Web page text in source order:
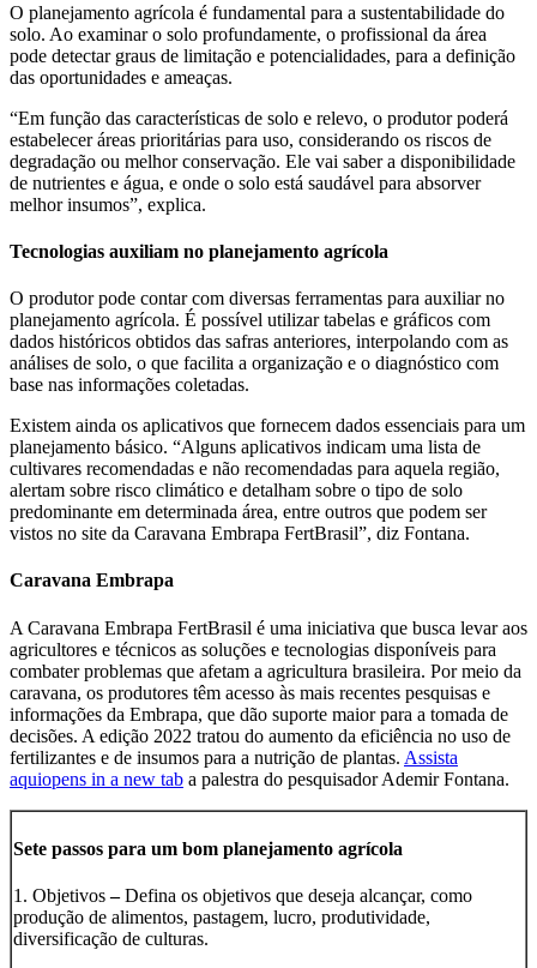
O planejamento agrícola é fundamental para a sustentabilidade do
solo. Ao examinar o solo profundamente, o profissional da área
pode detectar graus de limitação e potencialidades, para a definição
das oportunidades e ameaças.
“Em função das características de solo e relevo, o produtor poderá
estabelecer áreas prioritárias para uso, considerando os riscos de
degradação ou melhor conservação. Ele vai saber a disponibilidade
de nutrientes e água, e onde o solo está saudável para absorver
melhor insumos”, explica.
Tecnologias auxiliam no planejamento agrícola
O produtor pode contar com diversas ferramentas para auxiliar no
planejamento agrícola. É possível utilizar tabelas e gráficos com
dados históricos obtidos das safras anteriores, interpolando com as
análises de solo, o que facilita a organização e o diagnóstico com
base nas informações coletadas.
Existem ainda os aplicativos que fornecem dados essenciais para um
planejamento básico. “Alguns aplicativos indicam uma lista de
cultivares recomendadas e não recomendadas para aquela região,
alertam sobre risco climático e detalham sobre o tipo de solo
predominante em determinada área, entre outros que podem ser
vistos no site da Caravana Embrapa FertBrasil”, diz Fontana.
Caravana Embrapa
A Caravana Embrapa FertBrasil é uma iniciativa que busca levar aos
agricultores e técnicos as soluções e tecnologias disponíveis para
combater problemas que afetam a agricultura brasileira. Por meio da
caravana, os produtores têm acesso às mais recentes pesquisas e
informações da Embrapa, que dão suporte maior para a tomada de
decisões. A edição 2022 tratou do aumento da eficiência no uso de
fertilizantes e de insumos para a nutrição de plantas. Assista
aquiopens in a new tab a palestra do pesquisador Ademir Fontana.
Sete passos para um bom planejamento agrícola
1. Objetivos–Defina os objetivos que deseja alcançar, como
produção de alimentos, pastagem, lucro, produtividade,
diversificação de culturas.